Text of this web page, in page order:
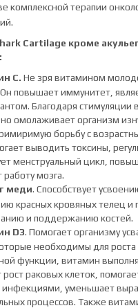
комплексной терапии
Cartilage кроме
С. Не зря витамином
повышает иммунитет,
Благодаря стимуляции
омолаживает организм
борьбу с
выводить токсины,
менструальный цикл,
работу мозга.
меди. Способствует
красных кровяных телец и
и поддержанию костей.
D3. Помогает организму
необходимы для
функции, витамин
раковых клеток,
инфекциями, уменьшает
процессов. Также